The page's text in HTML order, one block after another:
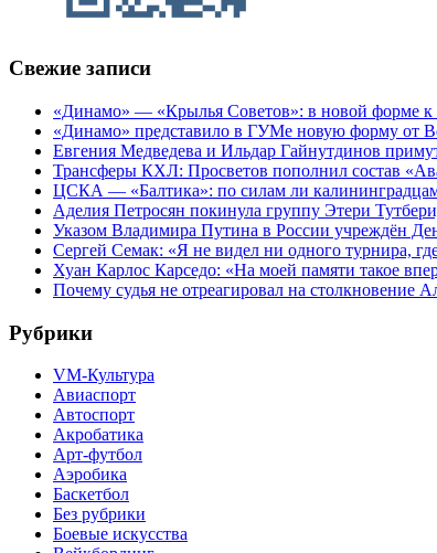
Свежие записи
«Динамо» — «Крылья Советов»: в новой форме
«Динамо» представило в ГУМе новую форму от
Евгения Медведева и Ильдар Гайнутдинов
Трансферы КХЛ: Просветов пополнил состав
ЦСКА — «Балтика»: по силам ли
Аделия Петросян покинула группу Этери
Указом Владимира Путина в России учреждён
Сергей Семак: «Я не видел ни одного турнира,
Хуан Карлос Карседо: «На моей памяти такое
Почему судья не отреагировал на столкновение
Рубрики
VM-Культура
Авиаспорт
Автоспорт
Акробатика
Арт-футбол
Аэробика
Баскетбол
Без рубрики
Боевые искусства